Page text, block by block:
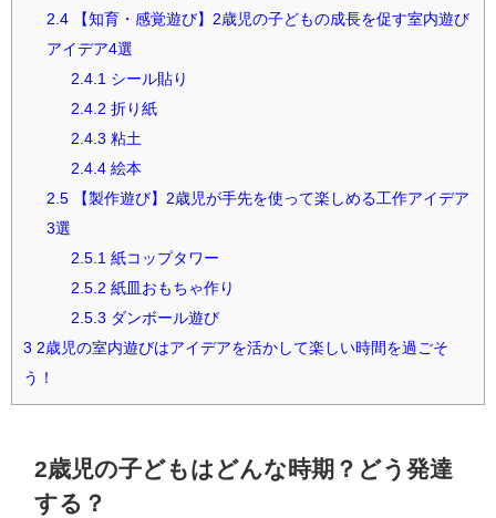
2.4 【知育・感覚遊び】2歳児の子どもの成長を促す室内遊び
アイデア4選
2.4.1シール貼り
2.4.2 折り紙
2.4.3 粘土
2.4.4絵本
2.5 【製作遊び】2歳児が手先を使って楽しめる工作アイデア
3選
2.5.1紙コップタワー
2.5.2 紙皿おもちゃ作り
2.5.3 ダンボール遊び
3 2歳児の室内遊びはアイデアを活かして楽しい時間を過ごそ
う！
2歳児の子どもはどんな時期？どう発達
する？